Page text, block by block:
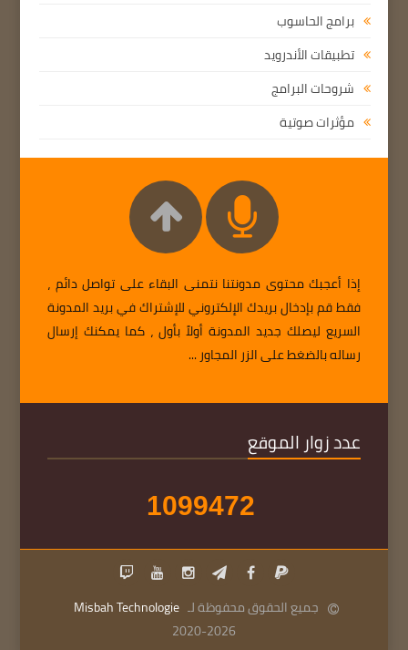
برامج الحاسوب
تطبيقات الأندرويد
شروحات البرامج
مؤثرات صوتية
إذا أعجبك محتوى مدونتنا نتمنى البقاء على تواصل دائم ،
فقط قم بإدخال بريدك الإلكتروني للإشتراك في بريد المدونة
السريع ليصلك جديد المدونة أولاً بأول ، كما يمكنك إرسال
رساله بالضغط على الزر المجاور ...
عدد زوار الموقع
1099472
جميع الحقوق محفوظة لـ Misbah Technologie
2020-2026